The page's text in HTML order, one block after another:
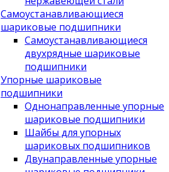
Самоустанавливающиеся
шариковые подшипники
Самоустанавливающиеся
двухрядные шариковые
подшипники
Упорные шариковые
подшипники
Однонаправленные упорные
шариковые подшипники
Шайбы для упорных
шариковых подшипников
Двунаправленные упорные